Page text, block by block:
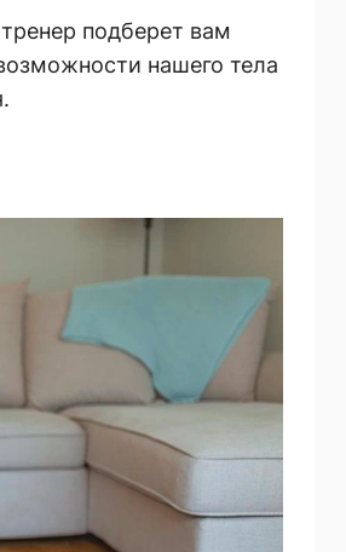
подберет вам
нашего тела